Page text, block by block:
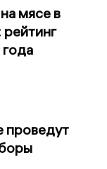
мясе в
проведут